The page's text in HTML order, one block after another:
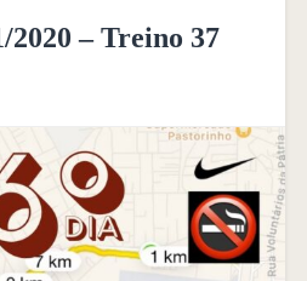
2020 – Treino 37